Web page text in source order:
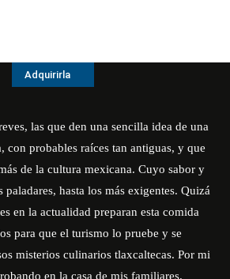
Adquirirla
las que den una sencilla idea de una
con probables raíces tan antiguas, y que
de la cultura mexicana. Cuyo sabor y
hasta los más exigentes. Quizá
en la actualidad preparan esta comida
para que el turismo lo pruebe y se
misterios culinarios tlaxcaltecas. Por mi
en la casa de mis familiares.